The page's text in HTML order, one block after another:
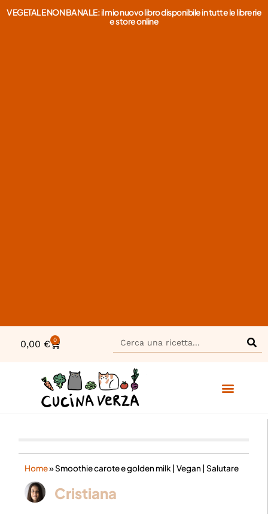
VEGETALE NON BANALE: il mio nuovo libro disponibile in tutte le librerie
e store online
0,00 € 0
Home»Smoothie carote e golden milk | Vegan | Salutare
Cristiana